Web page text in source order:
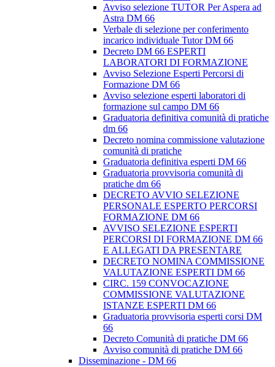
Avviso selezione TUTOR Per Aspera ad
Astra DM 66
Verbale di selezione per conferimento
incarico individuale Tutor DM 66
Decreto DM 66 ESPERTI
LABORATORI DI FORMAZIONE
Avviso Selezione Esperti Percorsi di
Formazione DM 66
Avviso selezione esperti laboratori di
formazione sul campo DM 66
Graduatoria definitiva comunità di pratiche
dm 66
Decreto nomina commissione valutazione
comunità di pratiche
Graduatoria definitiva esperti DM 66
Graduatoria provvisoria comunità di
pratiche dm 66
DECRETO AVVIO SELEZIONE
PERSONALE ESPERTO PERCORSI
FORMAZIONE DM 66
AVVISO SELEZIONE ESPERTI
PERCORSI DI FORMAZIONE DM 66
E ALLEGATI DA PRESENTARE
DECRETO NOMINA COMMISSIONE
VALUTAZIONE ESPERTI DM 66
CIRC. 159 CONVOCAZIONE
COMMISSIONE VALUTAZIONE
ISTANZE ESPERTI DM 66
Graduatoria provvisoria esperti corsi DM
66
Decreto Comunità di pratiche DM 66
Avviso comunità di pratiche DM 66
Disseminazione - DM 66